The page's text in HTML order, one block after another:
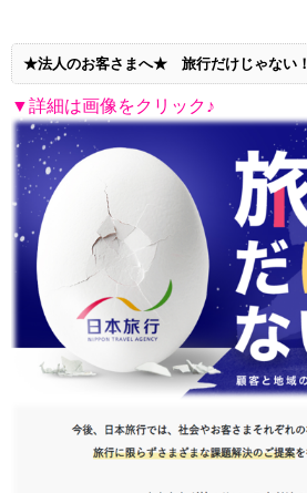
★法人のお客さまへ★ 旅行だけじゃない！
▼詳細は画像をクリック♪